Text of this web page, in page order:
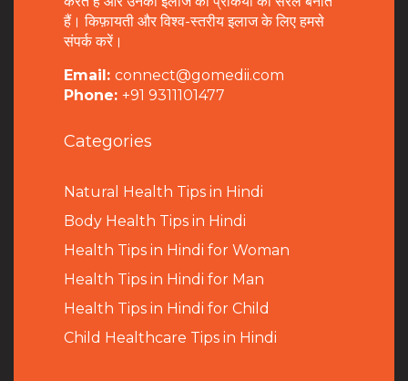
हैं। किफ़ायती और विश्व-स्तरीय इलाज के लिए हमसे
संपर्क करें।
Email: connect@gomedii.com
Phone: +91 9311101477
Categories
Natural Health Tips in Hindi
Body Health Tips in Hindi
Health Tips in Hindi for Woman
Health Tips in Hindi for Man
Health Tips in Hindi for Child
Child Healthcare Tips in Hindi